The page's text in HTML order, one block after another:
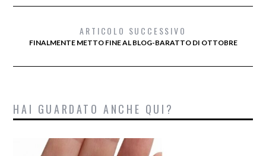
ARTICOLO SUCCESSIVO
FINALMENTE METTO FINE AL BLOG-BARATTO DI OTTOBRE
HAI GUARDATO ANCHE QUI?